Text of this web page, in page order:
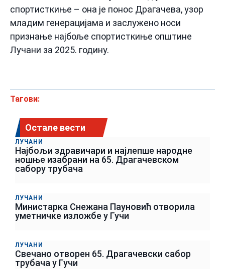
спортисткиње – она је понос Драгачева, узор
младим генерацијама и заслужено носи
признање најбоље спортисткиње општине
Лучани за 2025. годину.
Тагови:
Остале вести
ЛУЧАНИ
Најбољи здравичари и најлепше народне
ношње изабрани на 65. Драгачевском
сабору трубача
ЛУЧАНИ
Министарка Снежана Пауновић отворила
уметничке изложбе у Гучи
ЛУЧАНИ
Свечано отворен 65. Драгачевски сабор
трубача у Гучи